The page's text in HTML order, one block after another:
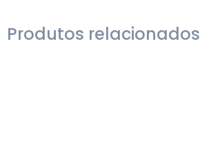
Produtos relacionados